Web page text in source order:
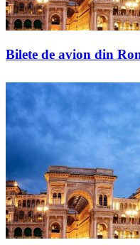
Bilete de avion din